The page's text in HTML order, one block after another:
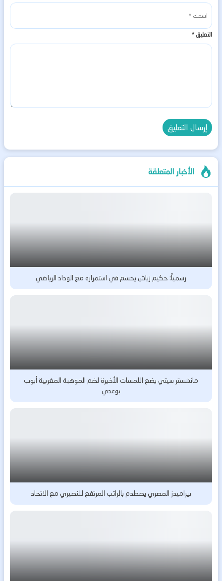
التعليق*
الأخبار المتعلقة
رسمياً: حكيم زياش يحسم في استمراره مع الوداد الرياضي
مانشستر سيتي يضع اللمسات الأخيرة لضم الموهبة المغربية أيوب
بوعدي
بيراميدز المصري يصطدم بالراتب المرتفع للنصيري مع الاتحاد